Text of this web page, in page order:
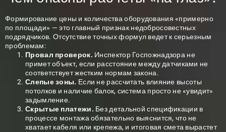
Формирование цены и количества оборудования «примерно
по площади» — это главный признак недобросовестных
подрядчиков. Отсутствие точных формул ведет к серьезным
проблемам:
Провал проверок. Инспектор Госпожнадзора не
примет объект, если расстояние между датчиками не
соответствует жестким нормам закона.
Слепые зоны. Если не рассчитать влияние высоты
потолков и наличие балок, система просто не «увидит»
задымление.
Скрытые платежи. Без детальной спецификации в
процессе монтажа обязательно выяснится, что не
хватает кабеля или крепежа, и итоговая смета вырастет